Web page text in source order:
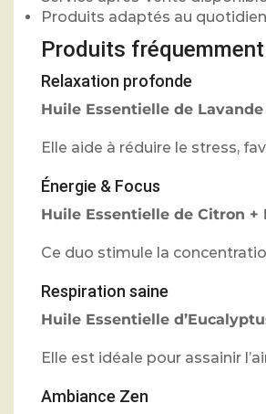
Produits adaptés au quotidien
Produits
Relaxation profonde
Huile Essentielle de Lavande
Elle aide à réduire le stress,
Énergie & Focus
Huile Essentielle de Citron +
Ce duo stimule la
Respiration saine
Huile Essentielle
Elle est idéale pour assainir
Ambiance Zen